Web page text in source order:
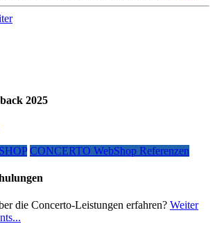
2025
CONCERTO WebShop Referenzen
die Concerto-Leistungen erfahren? Weiter